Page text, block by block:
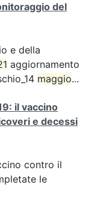
del
e della
aggiornamento
maggio...
il vaccino
e decessi
contro il
le